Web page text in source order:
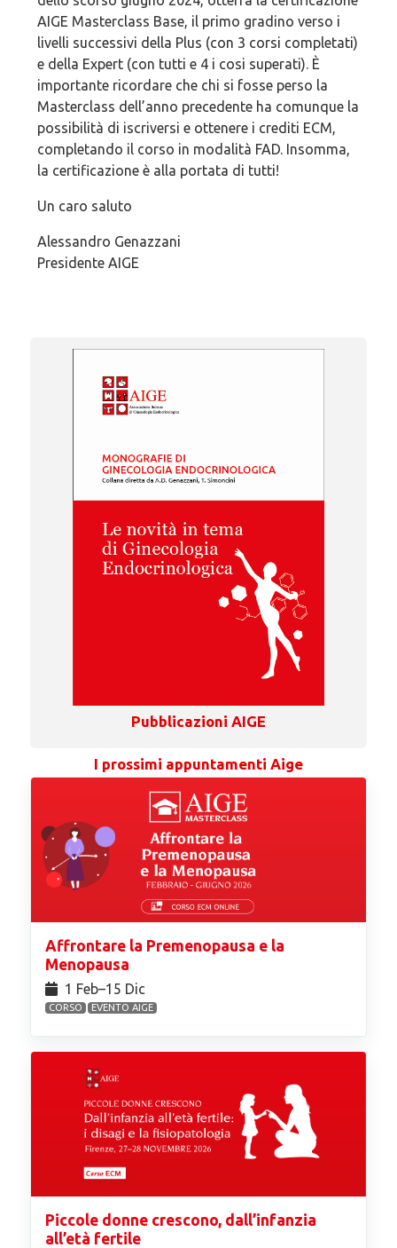
AIGE Masterclass Base, il primo gradino verso i
livelli successivi della Plus (con 3 corsi completati)
e della Expert (con tutti e 4 i cosi superati). È
importante ricordare che chi si fosse perso la
Masterclass dell’anno precedente ha comunque la
possibilità di iscriversi e ottenere i crediti ECM,
completando il corso in modalità FAD. Insomma,
la certificazione è alla portata di tutti!
Un caro saluto
Alessandro Genazzani
Presidente AIGE
Pubblicazioni AIGE
I prossimi appuntamenti Aige
Affrontare la Premenopausa e la
Menopausa
1 Feb⁠–15 Dic
CORSO EVENTO AIGE
Piccole donne crescono, dall’infanzia
all’età fertile